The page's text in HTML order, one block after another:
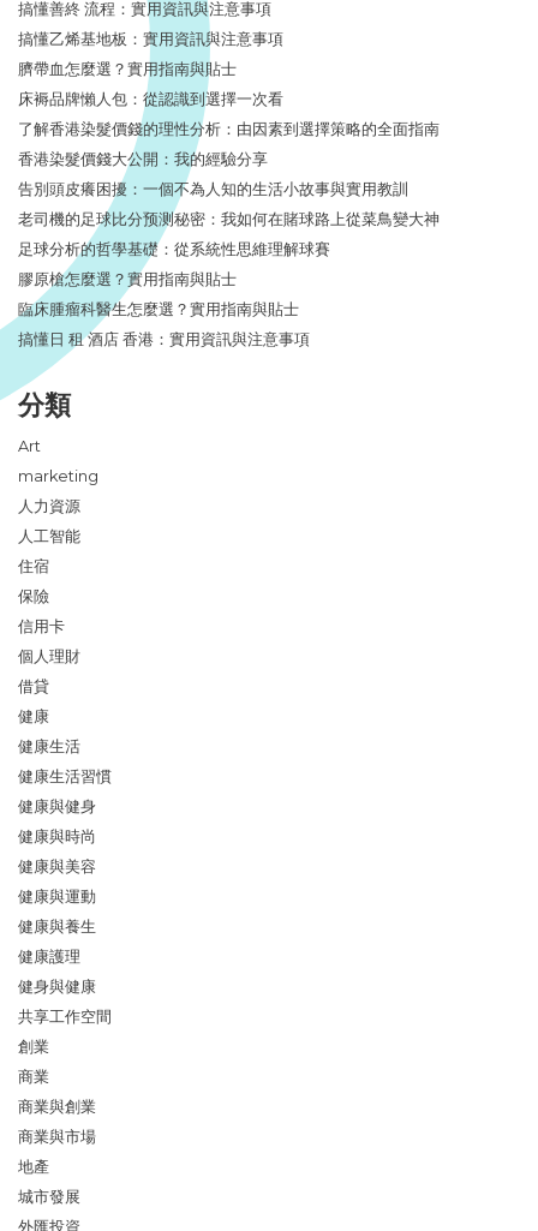
搞懂善終 流程：實用資訊與注意事項
搞懂乙烯基地板：實用資訊與注意事項
臍帶血怎麼選？實用指南與貼士
床褥品牌懶人包：從認識到選擇一次看
了解香港染髮價錢的理性分析：由因素到選擇策略的全面指南
香港染髮價錢大公開：我的經驗分享
告別頭皮癢困擾：一個不為人知的生活小故事與實用教訓
老司機的足球比分预测秘密：我如何在賭球路上從菜鳥變大神
足球分析的哲學基礎：從系統性思維理解球賽
膠原槍怎麼選？實用指南與貼士
臨床腫瘤科醫生怎麼選？實用指南與貼士
搞懂日 租 酒店 香港：實用資訊與注意事項
分類
Art
marketing
人力資源
人工智能
住宿
保險
信用卡
個人理財
借貸
健康
健康生活
健康生活習慣
健康與健身
健康與時尚
健康與美容
健康與運動
健康與養生
健康護理
健身與健康
共享工作空間
創業
商業
商業與創業
商業與市場
地產
城市發展
外匯投資